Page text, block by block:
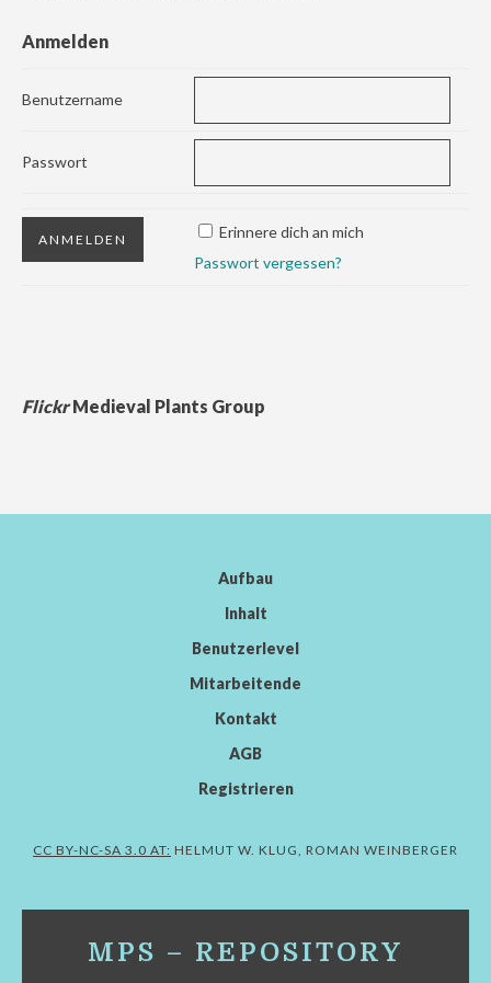
Anmelden
Benutzername
Passwort
Erinnere dich an mich
Passwort vergessen?
FlickrMedieval Plants Group
Aufbau
Inhalt
Benutzerlevel
Mitarbeitende
Kontakt
AGB
Registrieren
CC BY-NC-SA 3.0 AT: HELMUT W. KLUG, ROMAN WEINBERGER
MPS – REPOSITORY